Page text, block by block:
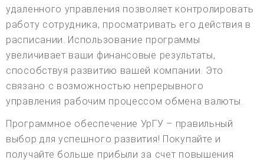
удаленного управления позволяет контролировать
работу сотрудника, просматривать его действия в
расписании. Использование программы
увеличивает ваши финансовые результаты,
способствуя развитию вашей компании. Это
связано с возможностью непрерывного
управления рабочим процессом обмена валюты.
Программное обеспечение УрГУ – правильный
выбор для успешного развития! Покупайте и
получайте больше прибыли за счет повышения